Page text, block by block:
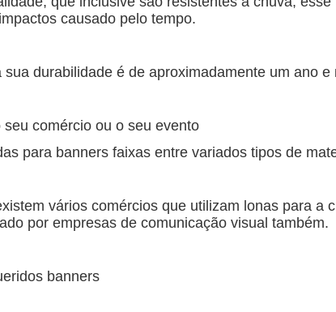
causado pelo tempo.
durabilidade é de aproximadamente um ano e
comércio ou o seu evento
para banners faixas entre variados tipos de
vários comércios que utilizam lonas para a
por empresas de comunicação visual também.
banners